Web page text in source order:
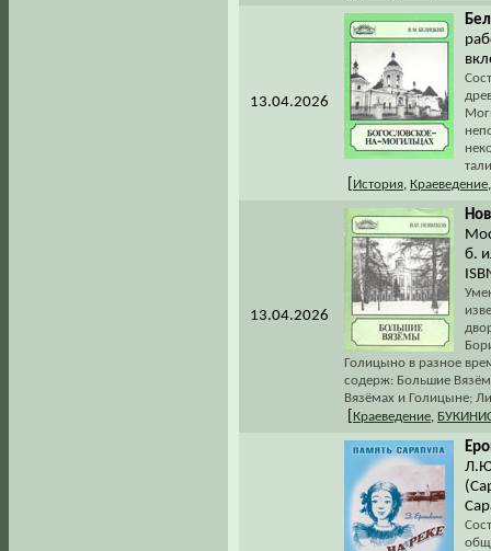
13.04.2026
История Краеведение
13.04.2026
б.
Голицыно в разное
содерж: Большие
Вязёмах и Голицыне;
Краеведение